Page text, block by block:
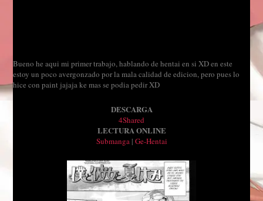
Bueno he aqui mi primer trabajo, hablando de hentai en si XD en este
estoy un poco avergonzado por la mala calidad de edicion, pero pues lo
hice con paint jajaja ke mas se podia pedir XD
DESCARGA
4Shared
LECTURA ONLINE
Submanga| Ge-Hentai